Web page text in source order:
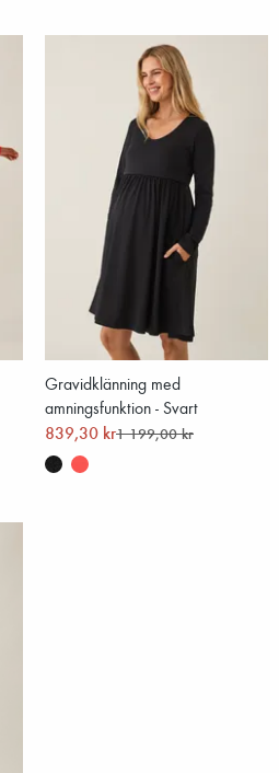
Gravidklänning med
amningsfunktion - Svart
839,30 kr1 199,00 kr